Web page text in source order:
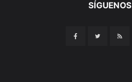
SÍGUENOS